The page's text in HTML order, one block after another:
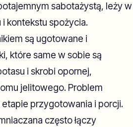
sabotażystą, leży w
i kontekstu spożycia.
są ugotowane i
które same w sobie są
i skrobi opornej,
jelitowego. Problem
etapie przygotowania i porcji.
często łączy